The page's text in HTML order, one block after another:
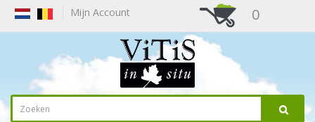
Mijn Account 0